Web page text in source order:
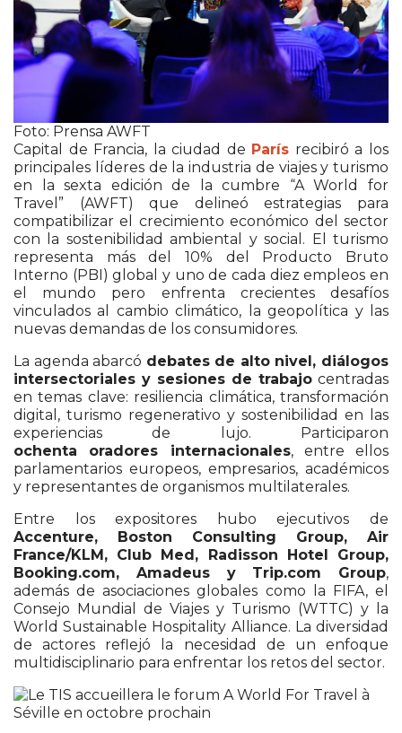
Foto: Prensa AWFT
Capital de Francia, la ciudad de París recibiró a los
principales líderes de la industria de viajes y turismo
en la sexta edición de la cumbre “A World for
Travel” (AWFT) que delineó estrategias para
compatibilizar el crecimiento económico del sector
con la sostenibilidad ambiental y social. El turismo
representa más del 10% del Producto Bruto
Interno (PBI) global y uno de cada diez empleos en
el mundo pero enfrenta crecientes desafíos
vinculados al cambio climático, la geopolítica y las
nuevas demandas de los consumidores.
La agenda abarcó debates de alto nivel, diálogos
intersectoriales y sesiones de trabajo centradas
en temas clave: resiliencia climática, transformación
digital, turismo regenerativo y sostenibilidad en las
experiencias de lujo. Participaron
ochenta oradores internacionales, entre ellos
parlamentarios europeos, empresarios, académicos
y representantes de organismos multilaterales.
Entre los expositores hubo ejecutivos de
Accenture, Boston Consulting Group, Air
France/KLM, Club Med, Radisson Hotel Group,
Booking.com, Amadeus y Trip.com Group,
además de asociaciones globales como la FIFA, el
Consejo Mundial de Viajes y Turismo (WTTC) y la
World Sustainable Hospitality Alliance. La diversidad
de actores reflejó la necesidad de un enfoque
multidisciplinario para enfrentar los retos del sector.